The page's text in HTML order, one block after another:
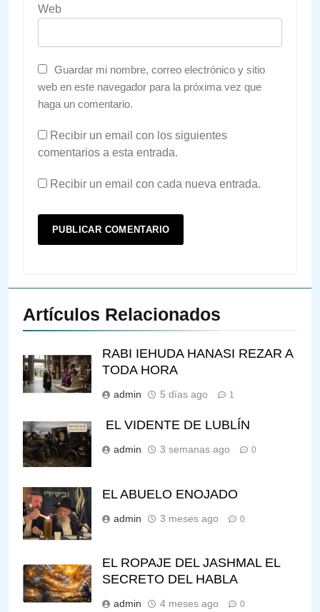
Web
Guardar mi nombre, correo electrónico y sitio
web en este navegador para la próxima vez que
haga un comentario.
Recibir un email con los siguientes
comentarios a esta entrada.
Recibir un email con cada nueva entrada.
Artículos Relacionados
RABI IEHUDA HANASI REZAR A
TODA HORA
admin 5 días ago 1
EL VIDENTE DE LUBLÍN
admin 3 semanas ago 0
EL ABUELO ENOJADO
admin 3 meses ago 0
EL ROPAJE DEL JASHMAL EL
SECRETO DEL HABLA
admin 4 meses ago 0